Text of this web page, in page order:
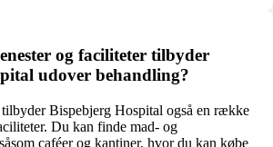
og faciliteter tilbyder
udover behandling?
Bispebjerg Hospital også en række
Du kan finde mad- og
caféer og kantiner, hvor du kan købe